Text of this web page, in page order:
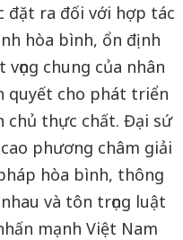
đặt ra đối với hợp tác
hòa bình, ổn định
chung của nhân
quyết cho phát triển
chủ thực chất. Đại sứ
phương châm giải
hòa bình, thông
và tôn trọng luật
mạnh Việt Nam